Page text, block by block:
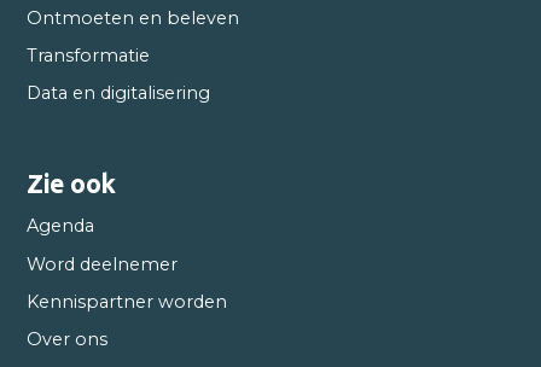
Ontmoeten en beleven
Transformatie
Data en digitalisering
Zie ook
Agenda
Word deelnemer
Kennispartner worden
Over ons